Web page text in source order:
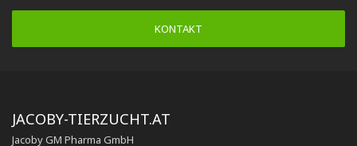
KONTAKT
JACOBY-TIERZUCHT.AT
Jacoby GM Pharma GmbH